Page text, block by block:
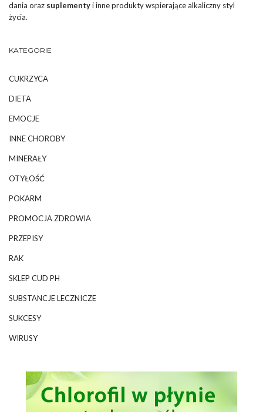
dania oraz suplementyi inne produkty wspierające alkaliczny styl
życia.
KATEGORIE
CUKRZYCA
DIETA
EMOCJE
INNE CHOROBY
MINERAŁY
OTYŁOŚĆ
POKARM
PROMOCJA ZDROWIA
PRZEPISY
RAK
SKLEP CUD PH
SUBSTANCJE LECZNICZE
SUKCESY
WIRUSY